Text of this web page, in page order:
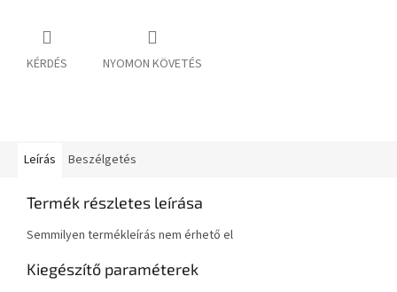
KÉRDÉS NYOMON KÖVETÉS
Leírás Beszélgetés
Termék részletes leírása
Semmilyen termékleírás nem érhető el
Kiegészítő paraméterek